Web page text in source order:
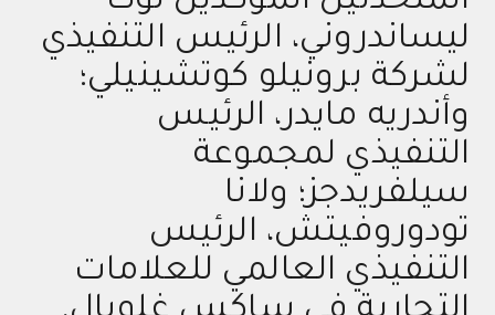
ليساندروني، الرئيس التنفيذي
لشركة برونيلو كوتشينيلي؛
وأندريه مايدر، الرئيس
التنفيذي لمجموعة
سيلفريدجز؛ ولانا
تودوروفيتش، الرئيس
التنفيذي العالمي للعلامات